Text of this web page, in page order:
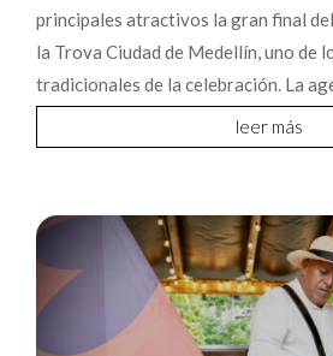
principales atractivos la gran final
la Trova Ciudad de Medellín, uno de
tradicionales de la celebración. La
leer más